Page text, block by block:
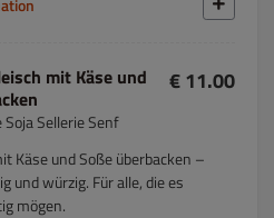
mit Käse und
Sellerie Senf
€ 11.00
Käse und Soße überbacken –
und würzig. Für alle, die es
mögen.